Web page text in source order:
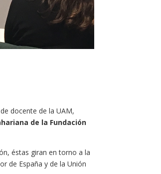
docente de la UAM,
de la Fundación
éstas giran en torno a la
de España y de la Unión